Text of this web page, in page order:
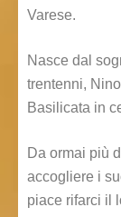
Varese.
Nasce dal
trentenni,
Basilicata in
Da ormai più
accogliere i
piace rifarci il